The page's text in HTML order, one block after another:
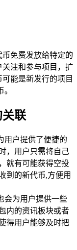
免费发放给特定的
注和参与项目，扩
能是新发行的项目
联
用户提供了便捷的
，用户只需将自己
就有可能获得空投
到的新代币,方便用
会为用户提供一些
内的资讯板块或者
得用户能够及时把